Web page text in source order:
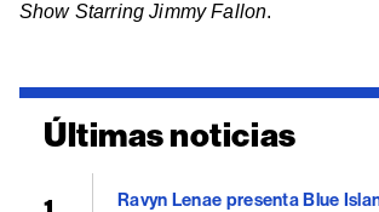
Show Starring Jimmy Fallon.
Últimas noticias
Ravyn Lenae presenta Blue